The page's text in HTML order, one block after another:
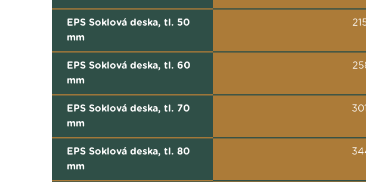
EPS Soklová deska, tl. 50
mm
EPS Soklová deska, tl. 60
mm
EPS Soklová deska, tl. 70
mm
EPS Soklová deska, tl. 80
mm